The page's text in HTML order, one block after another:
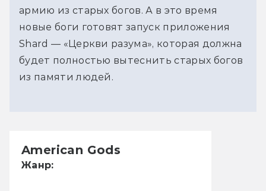
армию из старых богов. А в это время
новые боги готовят запуск приложения
Shard — «Церкви разума», которая должна
будет полностью вытеснить старых богов
из памяти людей.
American Gods
Жанр: